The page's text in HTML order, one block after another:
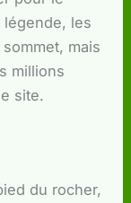
légende, les
mais
millions
site.
du rocher,